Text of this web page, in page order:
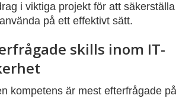
i viktiga projekt för att säkerställa
på ett effektivt sätt.
skills inom IT-
kompetens är mest efterfrågade